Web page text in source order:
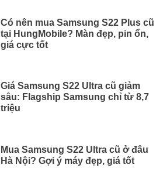
Có nên mua Samsung S22 Plus cũ
tại HungMobile? Màn đẹp, pin ổn,
giá cực tốt
Giá Samsung S22 Ultra cũ giảm
sâu: Flagship Samsung chỉ từ 8,7
triệu
Mua Samsung S22 Ultra cũ ở đâu
Hà Nội? Gợi ý máy đẹp, giá tốt